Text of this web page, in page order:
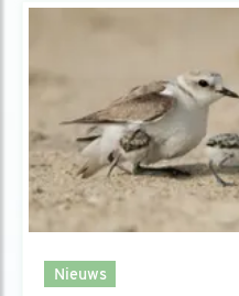
Nieuws